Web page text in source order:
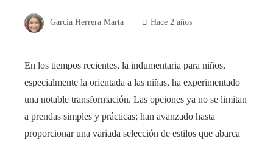
García Herrera Marta Hace 2 años
En los tiempos recientes, la indumentaria para niños,
especialmente la orientada a las niñas, ha experimentado
una notable transformación. Las opciones ya no se limitan
a prendas simples y prácticas; han avanzado hasta
proporcionar una variada selección de estilos que abarca